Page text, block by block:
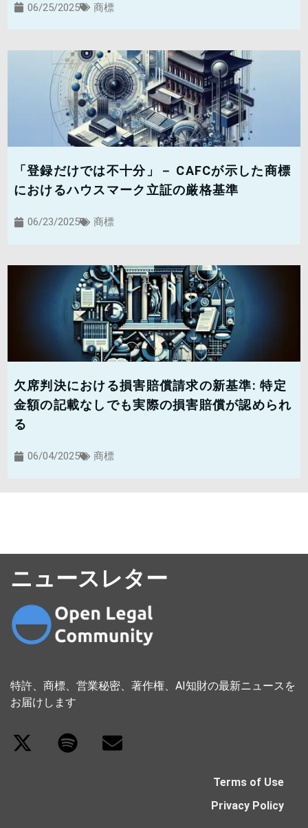
06/25/2025 商標
「登録だけでは不十分」－ CAFCが示した商標
におけるハウスマーク立証の厳格基準
06/23/2025 商標
欠席判決における損害賠償請求の新基準: 特定
金額の記載なしでも実際の損害賠償が認められ
る
06/04/2025 商標
ニュースレター
特許、商標、営業秘密、著作権、AI知財の最新ニュースを
お届けします
Terms of Use
Privacy Policy